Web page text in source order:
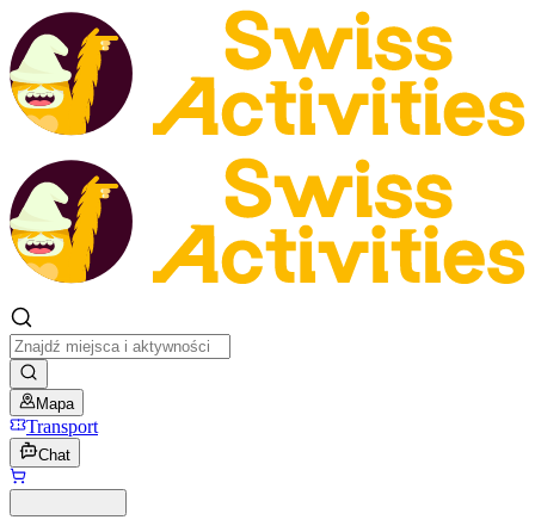
Mapa
Transport
Chat